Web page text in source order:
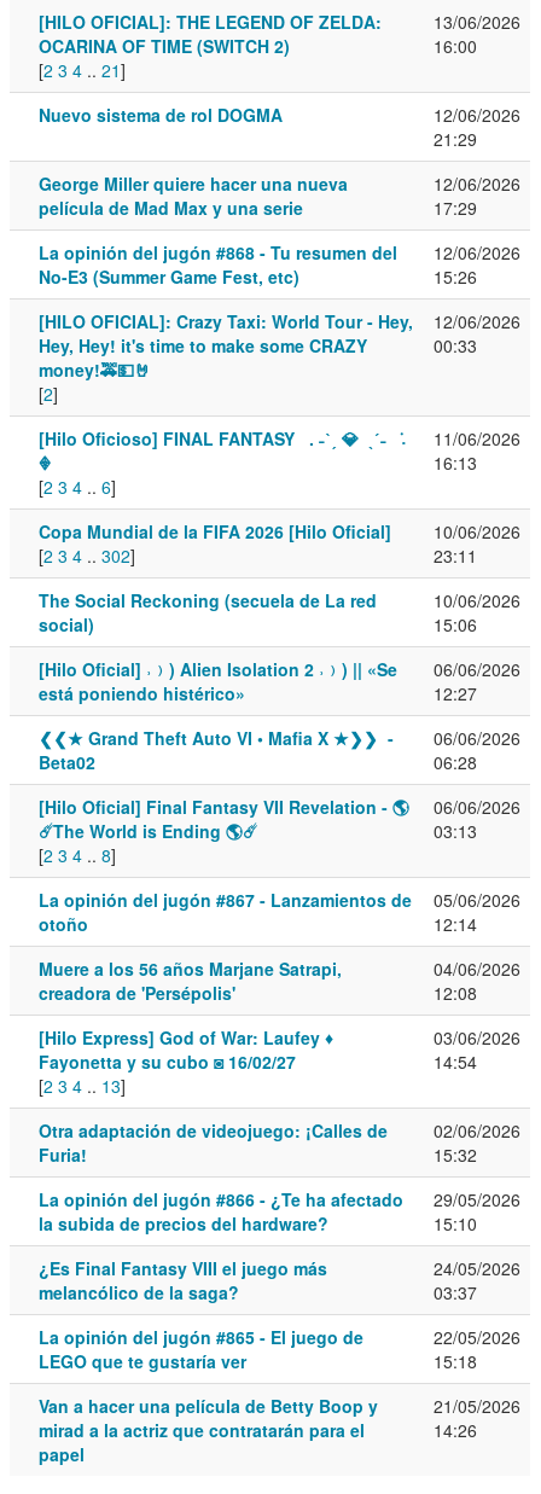
[HILO OFICIAL]: THE LEGEND OF ZELDA:
OCARINA OF TIME (SWITCH 2)
[2 3 4 ..21]
13/06/2026
16:00
Nuevo sistema de rol DOGMA
12/06/2026
21:29
George Miller quiere hacer una nueva
película de Mad Max y una serie
12/06/2026
17:29
La opinión del jugón #868 - Tu resumen del
No-E3 (Summer Game Fest, etc)
12/06/2026
15:26
[HILO OFICIAL]: Crazy Taxi: World Tour - Hey,
Hey, Hey! it's time to make some CRAZY
money!🚕💵🤘
[2]
12/06/2026
00:33
[Hilo Oficioso] FINAL FANTASY . ˗ˋˏ 💎 ˎˊ˗ ݁ ˖
𖢻
[2 3 4 ..6]
11/06/2026
16:13
Copa Mundial de la FIFA 2026 [Hilo Oficial]
[2 3 4 ..302]
10/06/2026
23:11
The Social Reckoning (secuela de La red
social)
10/06/2026
15:06
[Hilo Oficial] ˒﹚) Alien Isolation 2 ˒﹚) || «Se
está poniendo histérico»
06/06/2026
12:27
❮❮★ Grand Theft Auto VI • Mafia X ★❯❯ -
Beta02
06/06/2026
06:28
[Hilo Oficial] Final Fantasy VII Revelation - 🌎
☄️The World is Ending 🌎☄️
[2 3 4 ..8]
06/06/2026
03:13
La opinión del jugón #867 - Lanzamientos de
otoño
05/06/2026
12:14
Muere a los 56 años Marjane Satrapi,
creadora de 'Persépolis'
04/06/2026
12:08
[Hilo Express] God of War: Laufey ♦
Fayonetta y su cubo ◙ 16/02/27
[2 3 4 .. 13]
03/06/2026
14:54
Otra adaptación de videojuego: ¡Calles de
Furia!
02/06/2026
15:32
La opinión del jugón #866 - ¿Te ha afectado
la subida de precios del hardware?
29/05/2026
15:10
¿Es Final Fantasy VIII el juego más
melancólico de la saga?
24/05/2026
03:37
La opinión del jugón #865 - El juego de
LEGO que te gustaría ver
22/05/2026
15:18
Van a hacer una película de Betty Boop y
mirad a la actriz que contratarán para el
papel
21/05/2026
14:26